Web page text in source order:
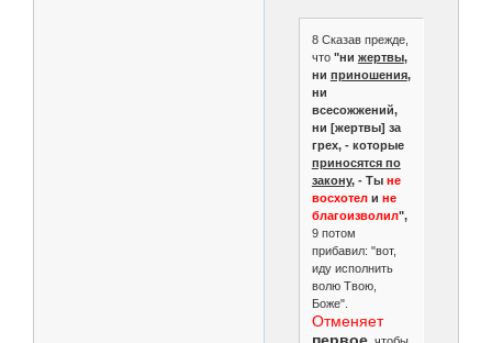
8 Сказав прежде,
что "ни жертвы,
ни приношения,
ни
всесожжений,
ни [жертвы] за
грех, - которые
приносятся по
закону, - Ты не
восхотели не
благоизволил",
9 потом
прибавил: "вот,
иду исполнить
волю Твою,
Боже".
Отменяет
первое, чтобы